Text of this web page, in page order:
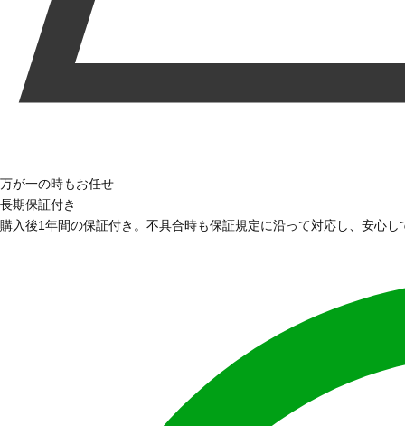
万が一の時もお任せ
長期保証付き
購入後1年間の保証付き。不具合時も保証規定に沿って対応し、安心